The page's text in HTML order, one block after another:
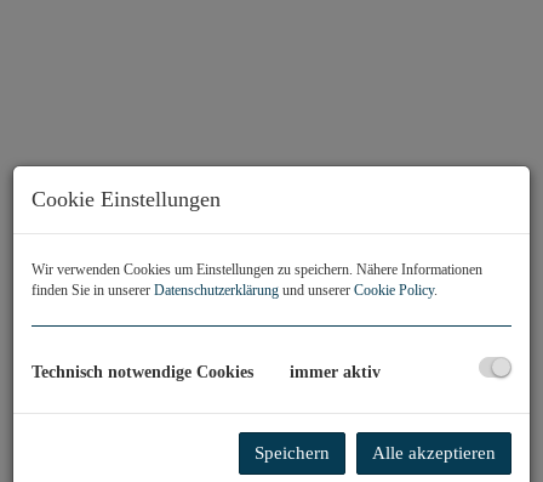
Wohnzimmer mit Blick zur Sonnenloggia
Cookie Einstellungen
Wir verwenden Cookies um Einstellungen zu speichern. Nähere Informationen
finden Sie in unserer Datenschutzerklärung und unserer Cookie Policy.
Technisch notwendige Cookies immer aktiv
Speichern Alle akzeptieren